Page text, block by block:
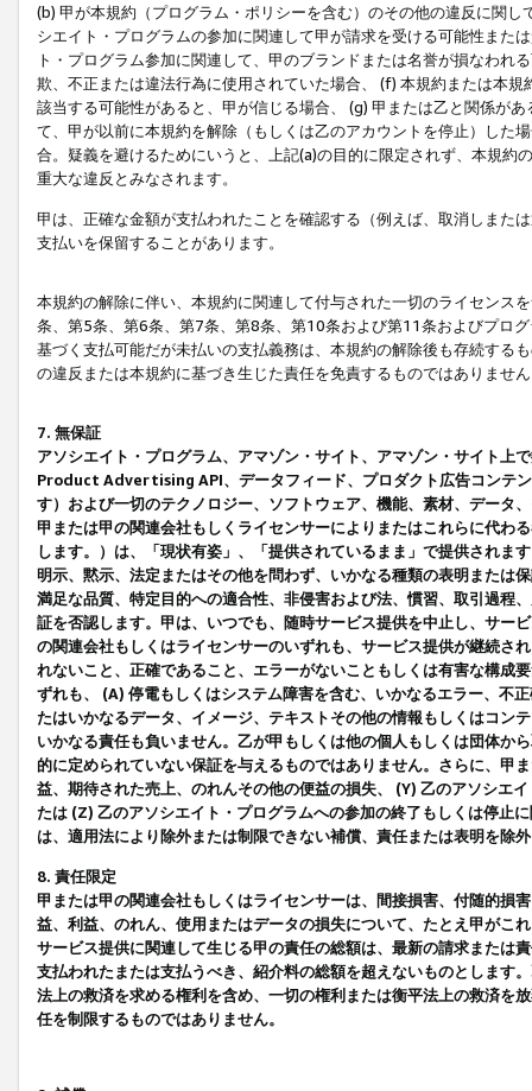
(b) 甲が本規約（プログラム・ポリシーを含む）のその他の違反に関
シエイト・プログラムの参加に関連して甲が請求を受ける可能性また
ト・プログラム参加に関連して、甲のブランドまたは名誉が損なわれ
欺、不正または違法行為に使用されていた場合、 (f) 本規約または本
該当する可能性があると、甲が信じる場合、 (g) 甲または乙と関係が
て、甲が以前に本規約を解除（もしくは乙のアカウントを停止）した
合。疑義を避けるためにいうと、上記(a)の目的に限定されず、本規
重大な違反とみなされます。
甲は、正確な金額が支払われたことを確認する（例えば、取消しまた
支払いを保留することがあります。
本規約の解除に伴い、本規約に関連して付与された一切のライセンス
条、第5条、第6条、第7条、第8条、第10条および第11条およびプロ
基づく支払可能だが未払いの支払義務は、本規約の解除後も存続する
の違反または本規約に基づき生じた責任を免責するものではありませ
7. 無保証
アソシエイト・プログラム、アマゾン・サイト、アマゾン・サイト上
Product Advertising API、データフィード、プロダクト広告コンテ
す）および一切のテクノロジー、ソフトウェア、機能、素材、データ
甲または甲の関連会社もしくライセンサーによりまたはこれらに代わ
します。）は、「現状有姿」、「提供されているまま」で提供されま
明示、黙示、法定またはその他を問わず、いかなる種類の表明または
満足な品質、特定目的への適合性、非侵害および法、慣習、取引過程
証を否認します。甲は、いつでも、随時サービス提供を中止し、サー
の関連会社もしくはライセンサーのいずれも、サービス提供が継続さ
れないこと、正確であること、エラーがないこともしくは有害な構成
ずれも、 (A) 停電もしくはシステム障害を含む、いかなるエラー、不
たはいかなるデータ、イメージ、テキストその他の情報もしくはコン
いかなる責任も負いません。乙が甲もしくは他の個人もしくは団体か
的に定められていない保証を与えるものではありません。さらに、甲
益、期待された売上、のれんその他の便益の損失、 (Y) 乙のアソシエ
たは (Z) 乙のアソシエイト・プログラムへの参加の終了もしくは停止
は、適用法により除外または制限できない補償、責任または表明を除
8. 責任限定
甲または甲の関連会社もしくはライセンサーは、間接損害、付随的損
益、利益、のれん、使用またはデータの損失について、たとえ甲がこ
サービス提供に関連して生じる甲の責任の総額は、最新の請求または
支払われたまたは支払うべき、紹介料の総額を超えないものとします
法上の救済を求める権利を含め、一切の権利または衡平法上の救済を
任を制限するものではありません。